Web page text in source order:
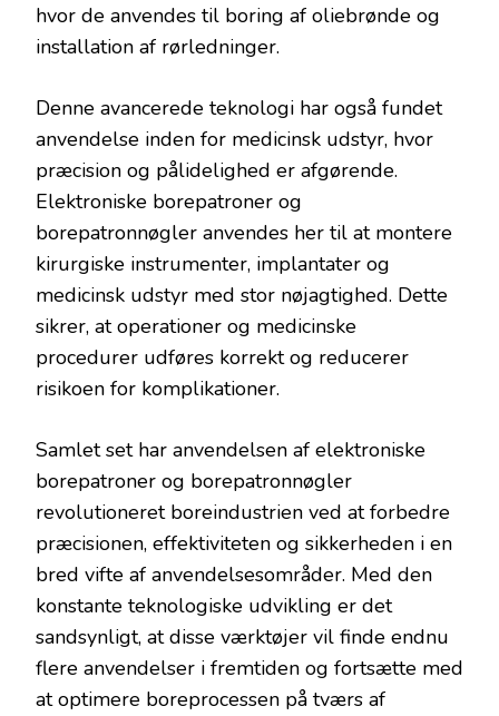
hvor de anvendes til boring af oliebrønde og
installation af rørledninger.
Denne avancerede teknologi har også fundet
anvendelse inden for medicinsk udstyr, hvor
præcision og pålidelighed er afgørende.
Elektroniske borepatroner og
borepatronnøgler anvendes her til at montere
kirurgiske instrumenter, implantater og
medicinsk udstyr med stor nøjagtighed. Dette
sikrer, at operationer og medicinske
procedurer udføres korrekt og reducerer
risikoen for komplikationer.
Samlet set har anvendelsen af elektroniske
borepatroner og borepatronnøgler
revolutioneret boreindustrien ved at forbedre
præcisionen, effektiviteten og sikkerheden i en
bred vifte af anvendelsesområder. Med den
konstante teknologiske udvikling er det
sandsynligt, at disse værktøjer vil finde endnu
flere anvendelser i fremtiden og fortsætte med
at optimere boreprocessen på tværs af